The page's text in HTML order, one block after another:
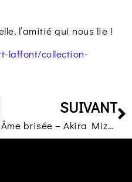
l’amitié qui nous lie !
laffont/collection-
SUIVANT
Âme brisée – Akira Mizubayashi – Gallimard